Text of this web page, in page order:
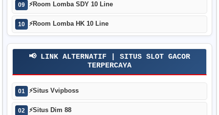
09 ⚡Room Lomba SDY 10 Line
10 ⚡Room Lomba HK 10 Line
📢 LINK ALTERNATIF | SITUS SLOT GACOR
TERPERCAYA
01 ⚡Situs Vvipboss
02 ⚡Situs Dim 88